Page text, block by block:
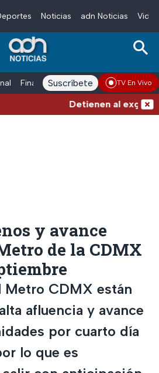
Noticias adn Noticias
Finanzas adn Noticias Radio
Suscríbete TV En Vivo
Detienen al
y avance
de la CDMX
Metro CDMX están
afluencia y avance
por cuarto día
lo que es